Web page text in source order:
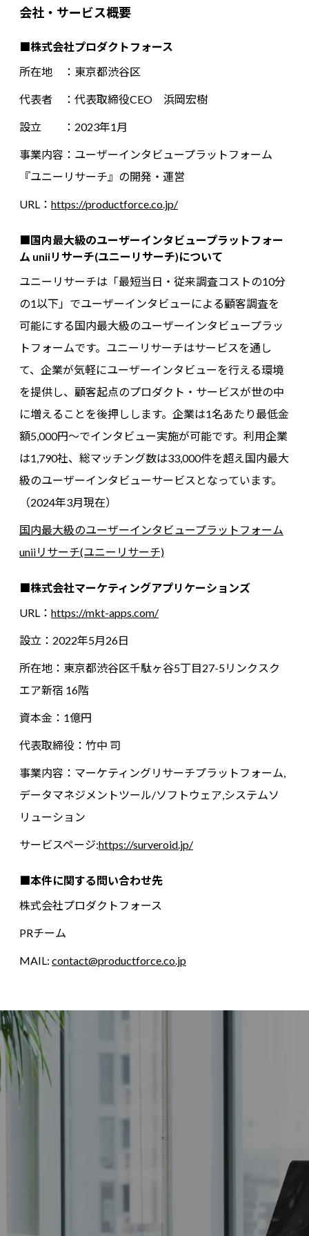
会社・サービス概要
■株式会社プロダクトフォース
所在地 ：東京都渋谷区
代表者 ：代表取締役CEO 浜岡宏樹
設立 ：2023年1月
事業内容：ユーザーインタビュープラットフォーム
『ユニーリサーチ』の開発・運営
URL： https://productforce.co.jp/
■国内最大級のユーザーインタビュープラットフォー
ム uniiリサーチ(ユニーリサーチ)について
ユニーリサーチは「最短当日・従来調査コストの10分
の1以下」でユーザーインタビューによる顧客調査を
可能にする国内最大級のユーザーインタビュープラッ
トフォームです。ユニーリサーチはサービスを通し
て、企業が気軽にユーザーインタビューを行える環境
を提供し、顧客起点のプロダクト・サービスが世の中
に増えることを後押しします。企業は1名あたり最低金
額5,000円～でインタビュー実施が可能です。利用企業
は1,790社、総マッチング数は33,000件を超え国内最大
級のユーザーインタビューサービスとなっています。
（2024年3月現在）
国内最大級のユーザーインタビュープラットフォーム
uniiリサーチ(ユニーリサーチ)
■株式会社マーケティングアプリケーションズ
URL： https://mkt-apps.com/
設立：2022年5月26日
所在地：東京都渋谷区千駄ヶ谷5丁目27-5リンクスク
エア新宿 16階
資本金：1億円
代表取締役：竹中 司
事業内容：マーケティングリサーチプラットフォーム,
データマネジメントツール/ソフトウェア,システムソ
リューション
サービスページ:https://surveroid.jp/
■本件に関する問い合わせ先
株式会社プロダクトフォース
PRチーム
MAIL: contact@productforce.co.jp